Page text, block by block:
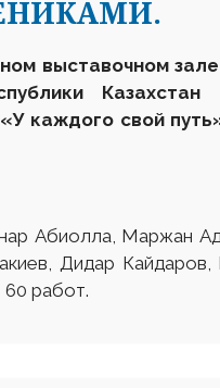
выставочном
каждого свой
Абиолла, Маржан
Дидар Кайдаров,
работ.